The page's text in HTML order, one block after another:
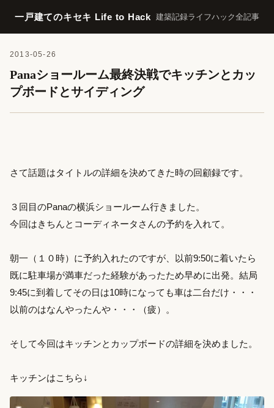
一戸建てのキセキ Life to Hack 建築記録ライフハック全記事
2013-05-26
Panaショールーム最終決戦でキッチンとカッ
プボードとサイディング
さて話題はタイトルの詳細を決めてきた時の回顧録です。
３回目のPanaの横浜ショールーム行きました。
今回はきちんとコーディネータさんの予約を入れて。
朝一（１０時）に予約入れたのですが、以前9:50に着いたら
既に駐車場が満車だった経験があったため早めに出発。結局
9:45に到着してその日は10時になっても車は二台だけ・・・
以前のはなんやったんや・・・（疲）。
そして今回はキッチンとカップボードの詳細を決めました。
キッチンはこちら↓